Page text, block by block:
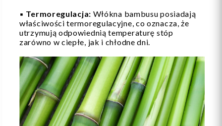
▪️ Termoregulacja: Włókna bambusu posiadają
właściwości termoregulacyjne, co oznacza, że
utrzymują odpowiednią temperaturę stóp
zarówno w ciepłe, jak i chłodne dni.